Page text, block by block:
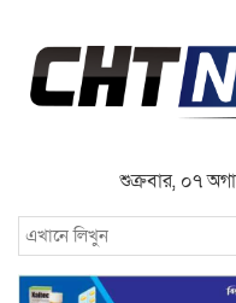
শুক্রবার, ০৭